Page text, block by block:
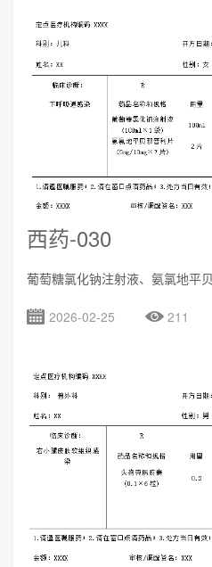
西药-030
葡萄糖氯化钠注射液、氨氯地平
2026-02-25 211